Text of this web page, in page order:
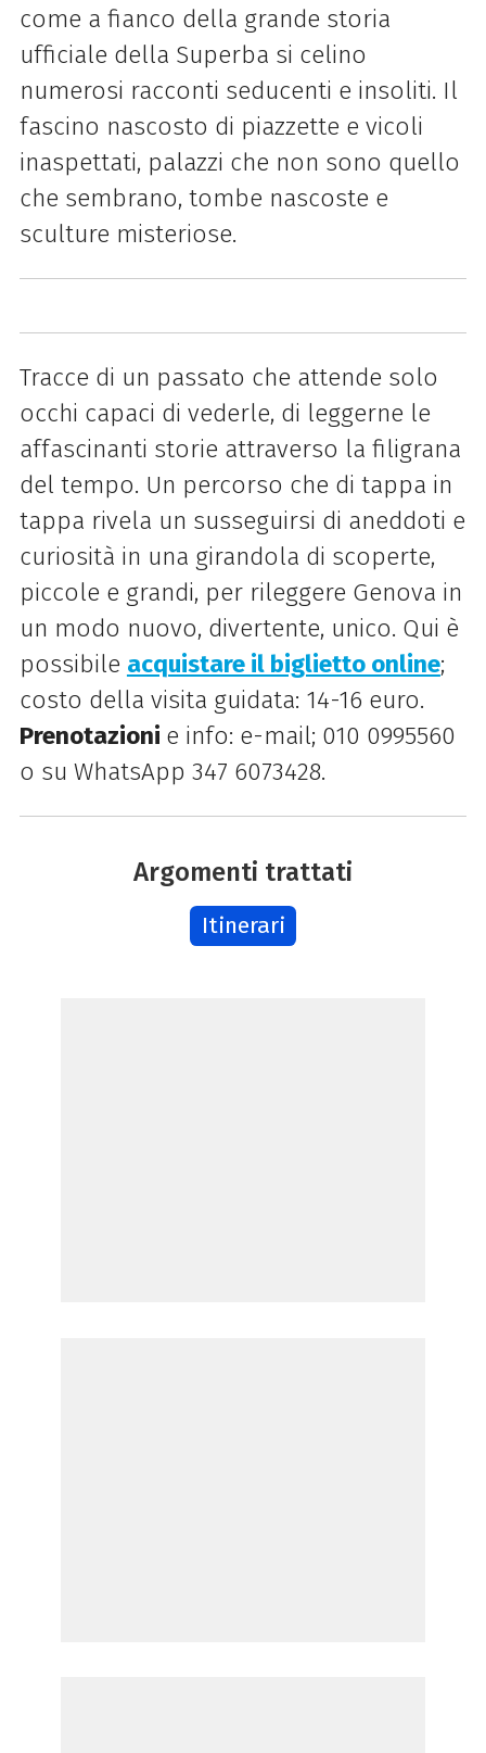
come a fianco della grande storia
ufficiale della Superba si celino
numerosi racconti seducenti e insoliti. Il
fascino nascosto di piazzette e vicoli
inaspettati, palazzi che non sono quello
che sembrano, tombe nascoste e
sculture misteriose.
Tracce di un passato che attende solo
occhi capaci di vederle, di leggerne le
affascinanti storie attraverso la filigrana
del tempo. Un percorso che di tappa in
tappa rivela un susseguirsi di aneddoti e
curiosità in una girandola di scoperte,
piccole e grandi, per rileggere Genova in
un modo nuovo, divertente, unico. Qui è
possibile acquistare il biglietto online;
costo della visita guidata: 14-16 euro.
Prenotazioni e info: e-mail; 010 0995560
o su WhatsApp 347 6073428.
Argomenti trattati
Itinerari